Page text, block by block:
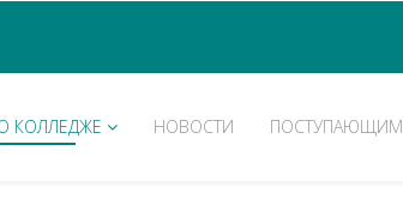
КОЛЛЕДЖЕ НОВОСТИ ПОСТУПАЮЩИМ